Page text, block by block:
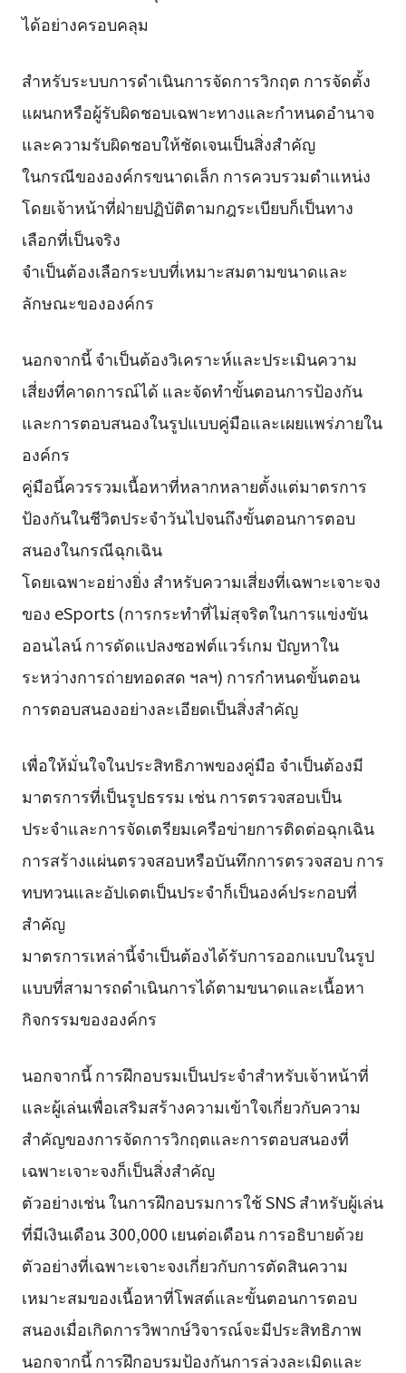
ได้อย่างครอบคลุม
สำหรับระบบการดำเนินการจัดการวิกฤต การจัดตั้ง
แผนกหรือผู้รับผิดชอบเฉพาะทางและกำหนดอำนาจ
และความรับผิดชอบให้ชัดเจนเป็นสิ่งสำคัญ
ในกรณีขององค์กรขนาดเล็ก การควบรวมตำแหน่ง
โดยเจ้าหน้าที่ฝ่ายปฏิบัติตามกฎระเบียบก็เป็นทาง
เลือกที่เป็นจริง
จำเป็นต้องเลือกระบบที่เหมาะสมตามขนาดและ
ลักษณะขององค์กร
นอกจากนี้ จำเป็นต้องวิเคราะห์และประเมินความ
เสี่ยงที่คาดการณ์ได้ และจัดทำขั้นตอนการป้องกัน
และการตอบสนองในรูปแบบคู่มือและเผยแพร่ภายใน
องค์กร
คู่มือนี้ควรรวมเนื้อหาที่หลากหลายตั้งแต่มาตรการ
ป้องกันในชีวิตประจำวันไปจนถึงขั้นตอนการตอบ
สนองในกรณีฉุกเฉิน
โดยเฉพาะอย่างยิ่ง สำหรับความเสี่ยงที่เฉพาะเจาะจง
ของ eSports (การกระทำที่ไม่สุจริตในการแข่งขัน
ออนไลน์ การดัดแปลงซอฟต์แวร์เกม ปัญหาใน
ระหว่างการถ่ายทอดสด ฯลฯ) การกำหนดขั้นตอน
การตอบสนองอย่างละเอียดเป็นสิ่งสำคัญ
เพื่อให้มั่นใจในประสิทธิภาพของคู่มือ จำเป็นต้องมี
มาตรการที่เป็นรูปธรรม เช่น การตรวจสอบเป็น
ประจำและการจัดเตรียมเครือข่ายการติดต่อฉุกเฉิน
การสร้างแผ่นตรวจสอบหรือบันทึกการตรวจสอบ การ
ทบทวนและอัปเดตเป็นประจำก็เป็นองค์ประกอบที่
สำคัญ
มาตรการเหล่านี้จำเป็นต้องได้รับการออกแบบในรูป
แบบที่สามารถดำเนินการได้ตามขนาดและเนื้อหา
กิจกรรมขององค์กร
นอกจากนี้ การฝึกอบรมเป็นประจำสำหรับเจ้าหน้าที่
และผู้เล่นเพื่อเสริมสร้างความเข้าใจเกี่ยวกับความ
สำคัญของการจัดการวิกฤตและการตอบสนองที่
เฉพาะเจาะจงก็เป็นสิ่งสำคัญ
ตัวอย่างเช่น ในการฝึกอบรมการใช้ SNS สำหรับผู้เล่น
ที่มีเงินเดือน 300,000 เยนต่อเดือน การอธิบายด้วย
ตัวอย่างที่เฉพาะเจาะจงเกี่ยวกับการตัดสินความ
เหมาะสมของเนื้อหาที่โพสต์และขั้นตอนการตอบ
สนองเมื่อเกิดการวิพากษ์วิจารณ์จะมีประสิทธิภาพ
นอกจากนี้ การฝึกอบรมป้องกันการล่วงละเมิดและ